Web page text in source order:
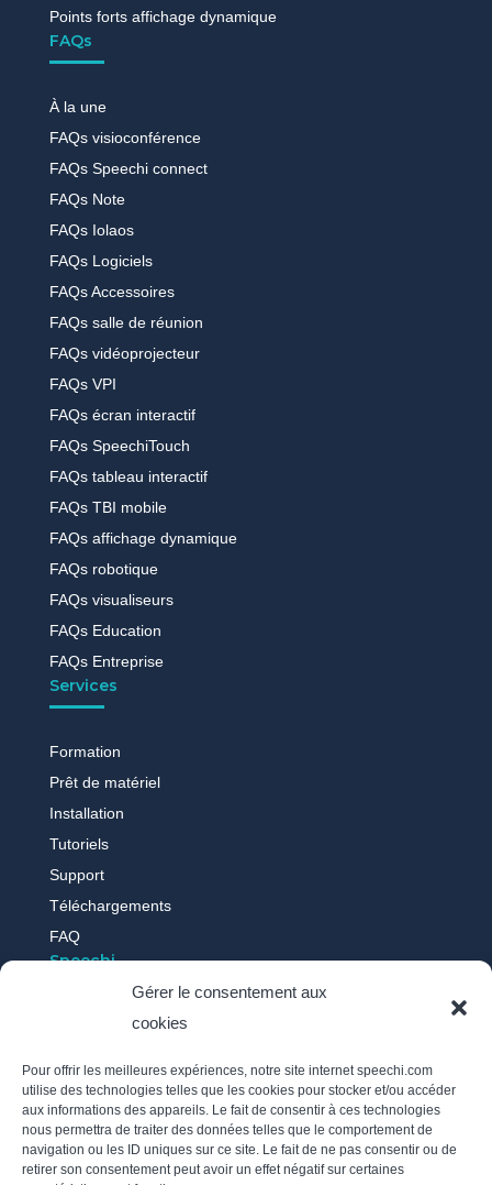
Gérer le consentement aux
cookies
Pour offrir les meilleures expériences, notre site internet speechi.com
utilise des technologies telles que les cookies pour stocker et/ou accéder
aux informations des appareils. Le fait de consentir à ces technologies
nous permettra de traiter des données telles que le comportement de
navigation ou les ID uniques sur ce site. Le fait de ne pas consentir ou de
retirer son consentement peut avoir un effet négatif sur certaines
Points forts affichage dynamique
FAQs
À la une
FAQs visioconférence
FAQs Speechi connect
FAQs Note
FAQs Iolaos
FAQs Logiciels
FAQs Accessoires
FAQs salle de réunion
FAQs vidéoprojecteur
FAQs VPI
FAQs écran interactif
FAQs SpeechiTouch
FAQs tableau interactif
FAQs TBI mobile
FAQs affichage dynamique
FAQs robotique
FAQs visualiseurs
FAQs Education
FAQs Entreprise
Services
Formation
Prêt de matériel
Installation
Tutoriels
Support
Téléchargements
FAQ
Speechi
Qui sommes-nous ?
Témoignages
Recrutement
Politique des cookies
Mentions légales